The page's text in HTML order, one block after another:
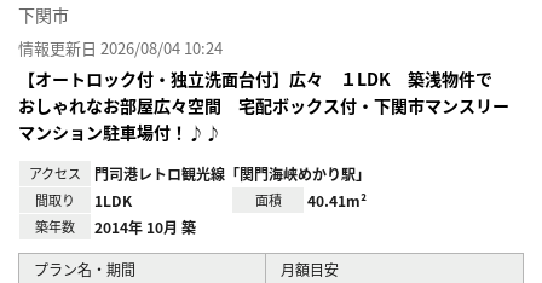
下関市
情報更新日 2026/08/04 10:24
【オートロック付・独立洗面台付】広々 １LDK 築浅物件で
おしゃれなお部屋広々空間 宅配ボックス付・下関市マンスリー
マンション駐車場付！♪♪
アクセス 門司港レトロ観光線「関門海峡めかり駅」
間取り 1LDK 面積 40.41m²
築年数 2014年 10月 築
プラン名・期間 月額目安